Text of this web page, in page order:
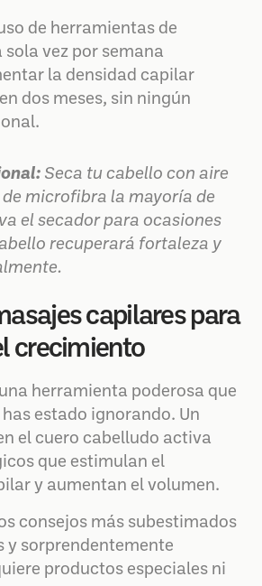
de herramientas de
sola vez por semana
la densidad capilar
dos meses, sin ningún
Seca tu cabello con aire
microfibra la mayoría de
el secador para ocasiones
recuperará fortaleza y
capilares para
crecimiento
herramienta poderosa que
estado ignorando. Un
el cuero cabelludo activa
que estimulan el
y aumentan el volumen.
consejos más subestimados
y sorprendentemente
productos especiales ni